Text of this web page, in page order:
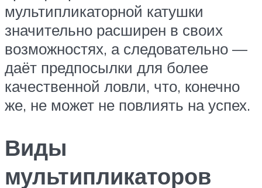
мультипликаторной катушки
значительно расширен в своих
возможностях, а следовательно —
даёт предпосылки для более
качественной ловли, что, конечно
же, не может не повлиять на успех.
Виды
мультипликаторов